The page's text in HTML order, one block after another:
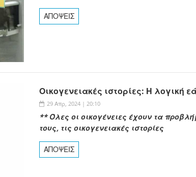
ΑΠΟΨΕΙΣ
Οικογενειακές ιστορίες: Η λογική
29 Απρ, 2024 | 20:10
** Όλες οι οικογένειες έχουν τα
τους, τις οικογενειακές ιστορίες
ΑΠΟΨΕΙΣ